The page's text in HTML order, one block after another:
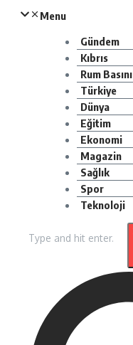
Menu
Gündem
Kıbrıs
Rum Basını
Türkiye
Dünya
Eğitim
Ekonomi
Magazin
Sağlık
Spor
Teknoloji